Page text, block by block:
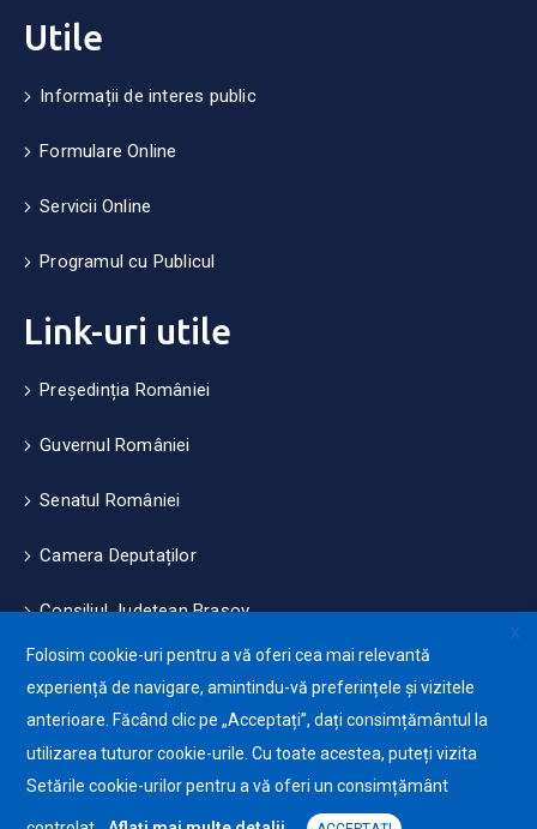
Utile
Informații de interes public
Formulare Online
Servicii Online
Programul cu Publicul
Link-uri utile
Președinția României
Guvernul României
Senatul României
Camera Deputaților
Consiliul Județean Brașov
Măsuri de mediu și climă
Protecția datelor cu caracter personale (GDPR)
Politica de utilizare a Cookie-urilor
X
Folosim cookie-uri pentru a vă oferi cea mai relevantă
experiență de navigare, amintindu-vă preferințele și vizitele
anterioare. Făcând clic pe „Acceptați”, dați consimțământul la
utilizarea tuturor cookie-urile. Cu toate acestea, puteți vizita
Setările cookie-urilor pentru a vă oferi un consimțământ